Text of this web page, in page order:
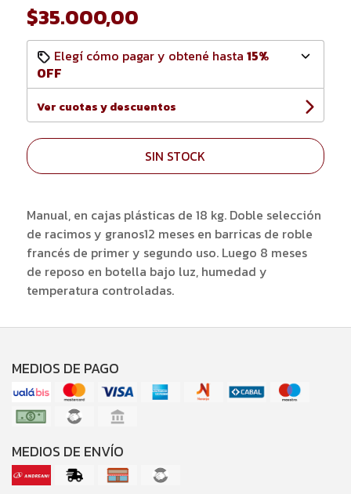
$35.000,00
Elegí cómo pagar y obtené hasta 15%
OFF
Ver cuotas y descuentos
SIN STOCK
Manual, en cajas plásticas de 18 kg. Doble selección
de racimos y granos12 meses en barricas de roble
francés de primer y segundo uso. Luego 8 meses
de reposo en botella bajo luz, humedad y
temperatura controladas.
MEDIOS DE PAGO
MEDIOS DE ENVÍO